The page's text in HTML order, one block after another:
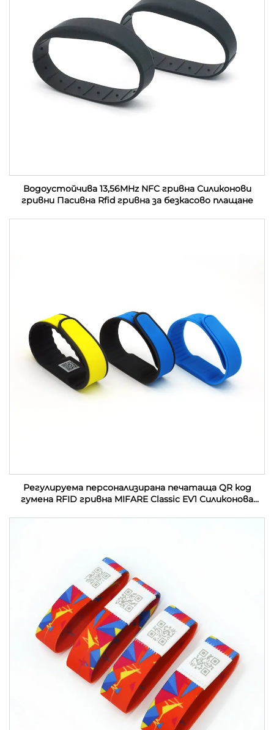
Водоустойчива 13,56MHz NFC гривна Силиконови
гривни Пасивна Rfid гривна за безкасово плащане
Регулируема персонализирана печатаща QR код
гумена RFID гривна MIFARE Classic EV1 Силиконова